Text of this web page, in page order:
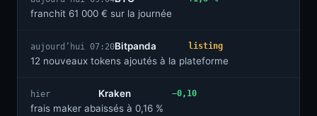
franchit 61 000 € sur la journée
aujourd’hui 07:20Bitpanda
12 nouveaux tokens ajoutés à la plateforme
listing
hier
Kraken
frais maker abaissés à 0,16 %
−0,10